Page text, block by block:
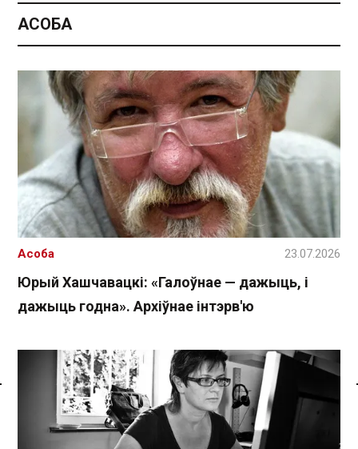
Спасылка без VPN
АСОБА
Юрый Хашчавацкі: «Галоўнае — дажыць, і
дажыць годна». Архіўнае інтэрв'ю
Асоба 23.07.2026